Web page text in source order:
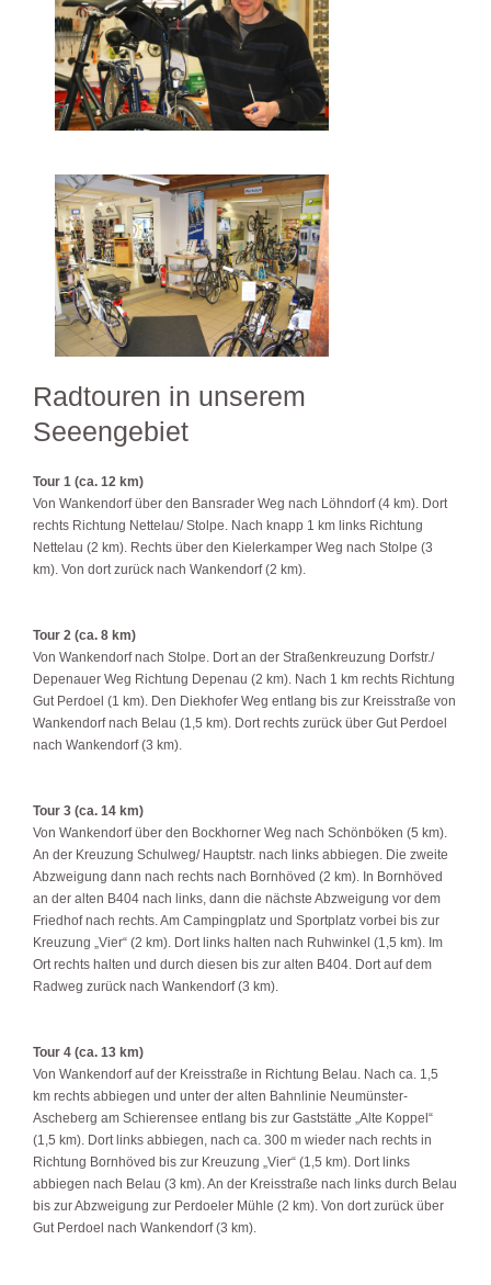
Radtouren in unserem
Seeengebiet
Tour 1 (ca. 12 km)
Von Wankendorf über den Bansrader Weg nach Löhndorf (4 km). Dort
rechts Richtung Nettelau/ Stolpe. Nach knapp 1 km links Richtung
Nettelau (2 km). Rechts über den Kielerkamper Weg nach Stolpe (3
km). Von dort zurück nach Wankendorf (2 km).
Tour 2 (ca. 8 km)
Von Wankendorf nach Stolpe. Dort an der Straßenkreuzung Dorfstr./
Depenauer Weg Richtung Depenau (2 km). Nach 1 km rechts Richtung
Gut Perdoel (1 km). Den Diekhofer Weg entlang bis zur Kreisstraße von
Wankendorf nach Belau (1,5 km). Dort rechts zurück über Gut Perdoel
nach Wankendorf (3 km).
Tour 3 (ca. 14 km)
Von Wankendorf über den Bockhorner Weg nach Schönböken (5 km).
An der Kreuzung Schulweg/ Hauptstr. nach links abbiegen. Die zweite
Abzweigung dann nach rechts nach Bornhöved (2 km). In Bornhöved
an der alten B404 nach links, dann die nächste Abzweigung vor dem
Friedhof nach rechts. Am Campingplatz und Sportplatz vorbei bis zur
Kreuzung „Vier“ (2 km). Dort links halten nach Ruhwinkel (1,5 km). Im
Ort rechts halten und durch diesen bis zur alten B404. Dort auf dem
Radweg zurück nach Wankendorf (3 km).
Tour 4 (ca. 13 km)
Von Wankendorf auf der Kreisstraße in Richtung Belau. Nach ca. 1,5
km rechts abbiegen und unter der alten Bahnlinie Neumünster-
Ascheberg am Schierensee entlang bis zur Gaststätte „Alte Koppel“
(1,5 km). Dort links abbiegen, nach ca. 300 m wieder nach rechts in
Richtung Bornhöved bis zur Kreuzung „Vier“ (1,5 km). Dort links
abbiegen nach Belau (3 km). An der Kreisstraße nach links durch Belau
bis zur Abzweigung zur Perdoeler Mühle (2 km). Von dort zurück über
Gut Perdoel nach Wankendorf (3 km).